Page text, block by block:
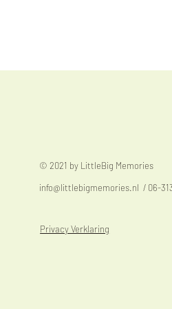
© 2021 by LittleBig Memories
info@littlebigmemories.nl / 06-
Privacy Verklaring